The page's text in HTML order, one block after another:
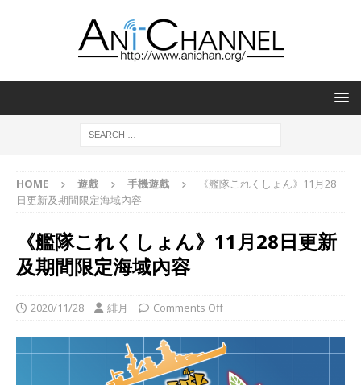
HOME 遊戲 手機遊戲
《艦隊これくしょん》11月28
日更新及期間限定海域內容
《艦隊これくしょん》11月28日更新
及期間限定海域內容
2020/11/28 緋月 Comments Off